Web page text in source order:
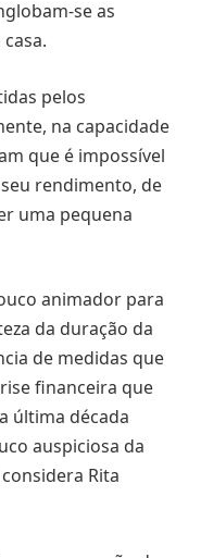
se as
pelos
na capacidade
que é impossível
rendimento, de
uma pequena
animador para
da duração da
de medidas que
financeira que
última década
auspiciosa da
Rita